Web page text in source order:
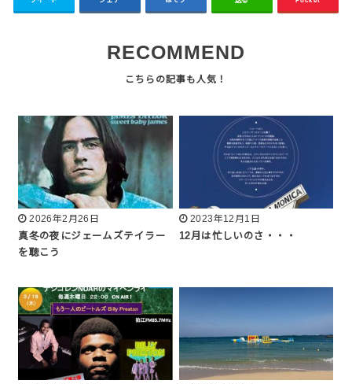
RECOMMEND
2026年2月26日
真冬の夜にジェームズテイラー
を聴こう
2023年12月1日
12月は忙しいのさ・・・